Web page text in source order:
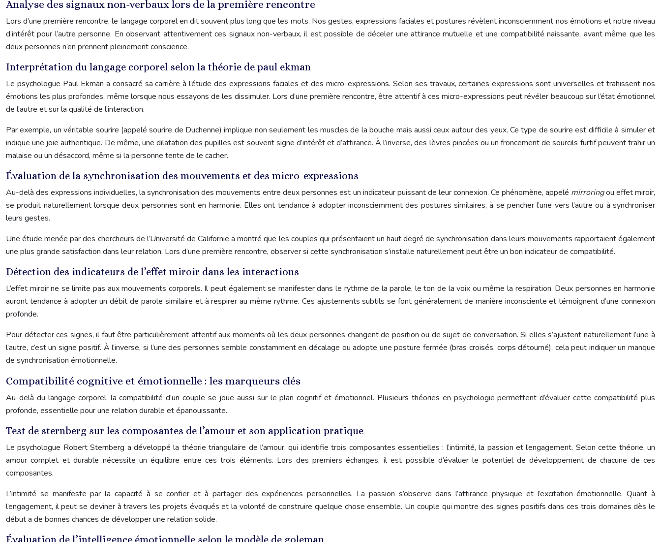
Analyse des signaux non-verbaux lors de la première rencontre
Lors d’une première rencontre, le langage corporel en dit souvent plus long que les mots. Nos gestes, expressions faciales et postures révèlent inconsciemment nos émotions et notre niveau
d’intérêt pour l’autre personne. En observant attentivement ces signaux non-verbaux, il est possible de déceler une attirance mutuelle et une compatibilité naissante, avant même que les
deux personnes n’en prennent pleinement conscience.
Interprétation du langage corporel selon la théorie de paul ekman
Le psychologue Paul Ekman a consacré sa carrière à l’étude des expressions faciales et des micro-expressions. Selon ses travaux, certaines expressions sont universelles et trahissent nos
émotions les plus profondes, même lorsque nous essayons de les dissimuler. Lors d’une première rencontre, être attentif à ces micro-expressions peut révéler beaucoup sur l’état émotionnel
de l’autre et sur la qualité de l’interaction.
Par exemple, un véritable sourire (appelé sourire de Duchenne) implique non seulement les muscles de la bouche mais aussi ceux autour des yeux. Ce type de sourire est difficile à simuler et
indique une joie authentique. De même, une dilatation des pupilles est souvent signe d’intérêt et d’attirance. À l’inverse, des lèvres pincées ou un froncement de sourcils furtif peuvent trahir un
malaise ou un désaccord, même si la personne tente de le cacher.
Évaluation de la synchronisation des mouvements et des micro-expressions
Au-delà des expressions individuelles, la synchronisation des mouvements entre deux personnes est un indicateur puissant de leur connexion. Ce phénomène, appelé mirroringou effet miroir,
se produit naturellement lorsque deux personnes sont en harmonie. Elles ont tendance à adopter inconsciemment des postures similaires, à se pencher l’une vers l’autre ou à synchroniser
leurs gestes.
Une étude menée par des chercheurs de l’Université de Californie a montré que les couples qui présentaient un haut degré de synchronisation dans leurs mouvements rapportaient également
une plus grande satisfaction dans leur relation. Lors d’une première rencontre, observer si cette synchronisation s’installe naturellement peut être un bon indicateur de compatibilité.
Détection des indicateurs de l’effet miroir dans les interactions
L’effet miroir ne se limite pas aux mouvements corporels. Il peut également se manifester dans le rythme de la parole, le ton de la voix ou même la respiration. Deux personnes en harmonie
auront tendance à adopter un débit de parole similaire et à respirer au même rythme. Ces ajustements subtils se font généralement de manière inconsciente et témoignent d’une connexion
profonde.
Pour détecter ces signes, il faut être particulièrement attentif aux moments où les deux personnes changent de position ou de sujet de conversation. Si elles s’ajustent naturellement l’une à
l’autre, c’est un signe positif. À l’inverse, si l’une des personnes semble constamment en décalage ou adopte une posture fermée (bras croisés, corps détourné), cela peut indiquer un manque
de synchronisation émotionnelle.
Compatibilité cognitive et émotionnelle : les marqueurs clés
Au-delà du langage corporel, la compatibilité d’un couple se joue aussi sur le plan cognitif et émotionnel. Plusieurs théories en psychologie permettent d’évaluer cette compatibilité plus
profonde, essentielle pour une relation durable et épanouissante.
Test de sternberg sur les composantes de l’amour et son application pratique
Le psychologue Robert Sternberg a développé la théorie triangulaire de l’amour, qui identifie trois composantes essentielles : l’intimité, la passion et l’engagement. Selon cette théorie, un
amour complet et durable nécessite un équilibre entre ces trois éléments. Lors des premiers échanges, il est possible d’évaluer le potentiel de développement de chacune de ces
composantes.
L’intimité se manifeste par la capacité à se confier et à partager des expériences personnelles. La passion s’observe dans l’attirance physique et l’excitation émotionnelle. Quant à
l’engagement, il peut se deviner à travers les projets évoqués et la volonté de construire quelque chose ensemble. Un couple qui montre des signes positifs dans ces trois domaines dès le
début a de bonnes chances de développer une relation solide.